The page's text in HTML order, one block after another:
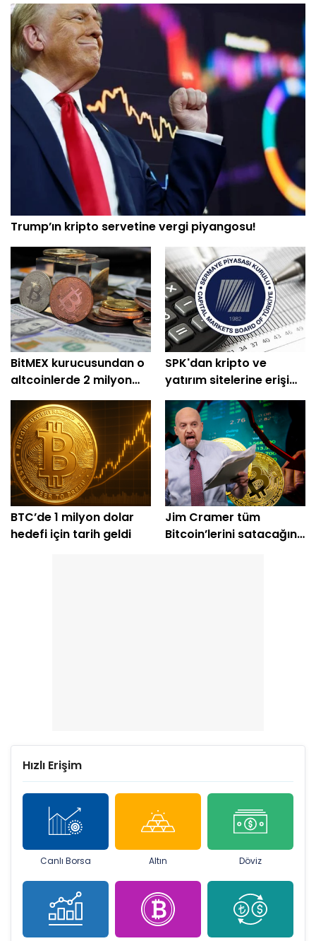
Trump’ın kripto servetine vergi piyangosu!
BitMEX kurucusundan o
altcoinlerde 2 milyon
dolarlık alım
SPK'dan kripto ve
yatırım sitelerine erişim
engeli
BTC’de 1 milyon dolar
hedefi için tarih geldi
Jim Cramer tüm
Bitcoin’lerini satacağını
Hızlı Erişim
Canlı Borsa Altın Döviz